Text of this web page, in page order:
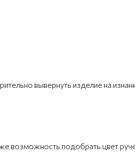
вывернуть изделие на
возможность подобрать цвет